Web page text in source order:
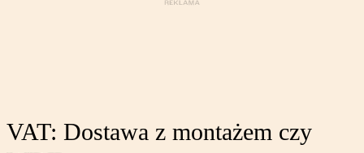
VAT: Dostawa z montażem czy